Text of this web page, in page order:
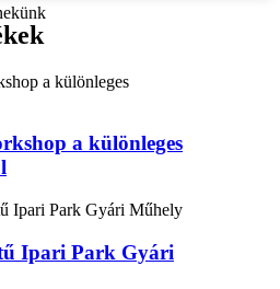
a különleges
Ipari Park Gyári